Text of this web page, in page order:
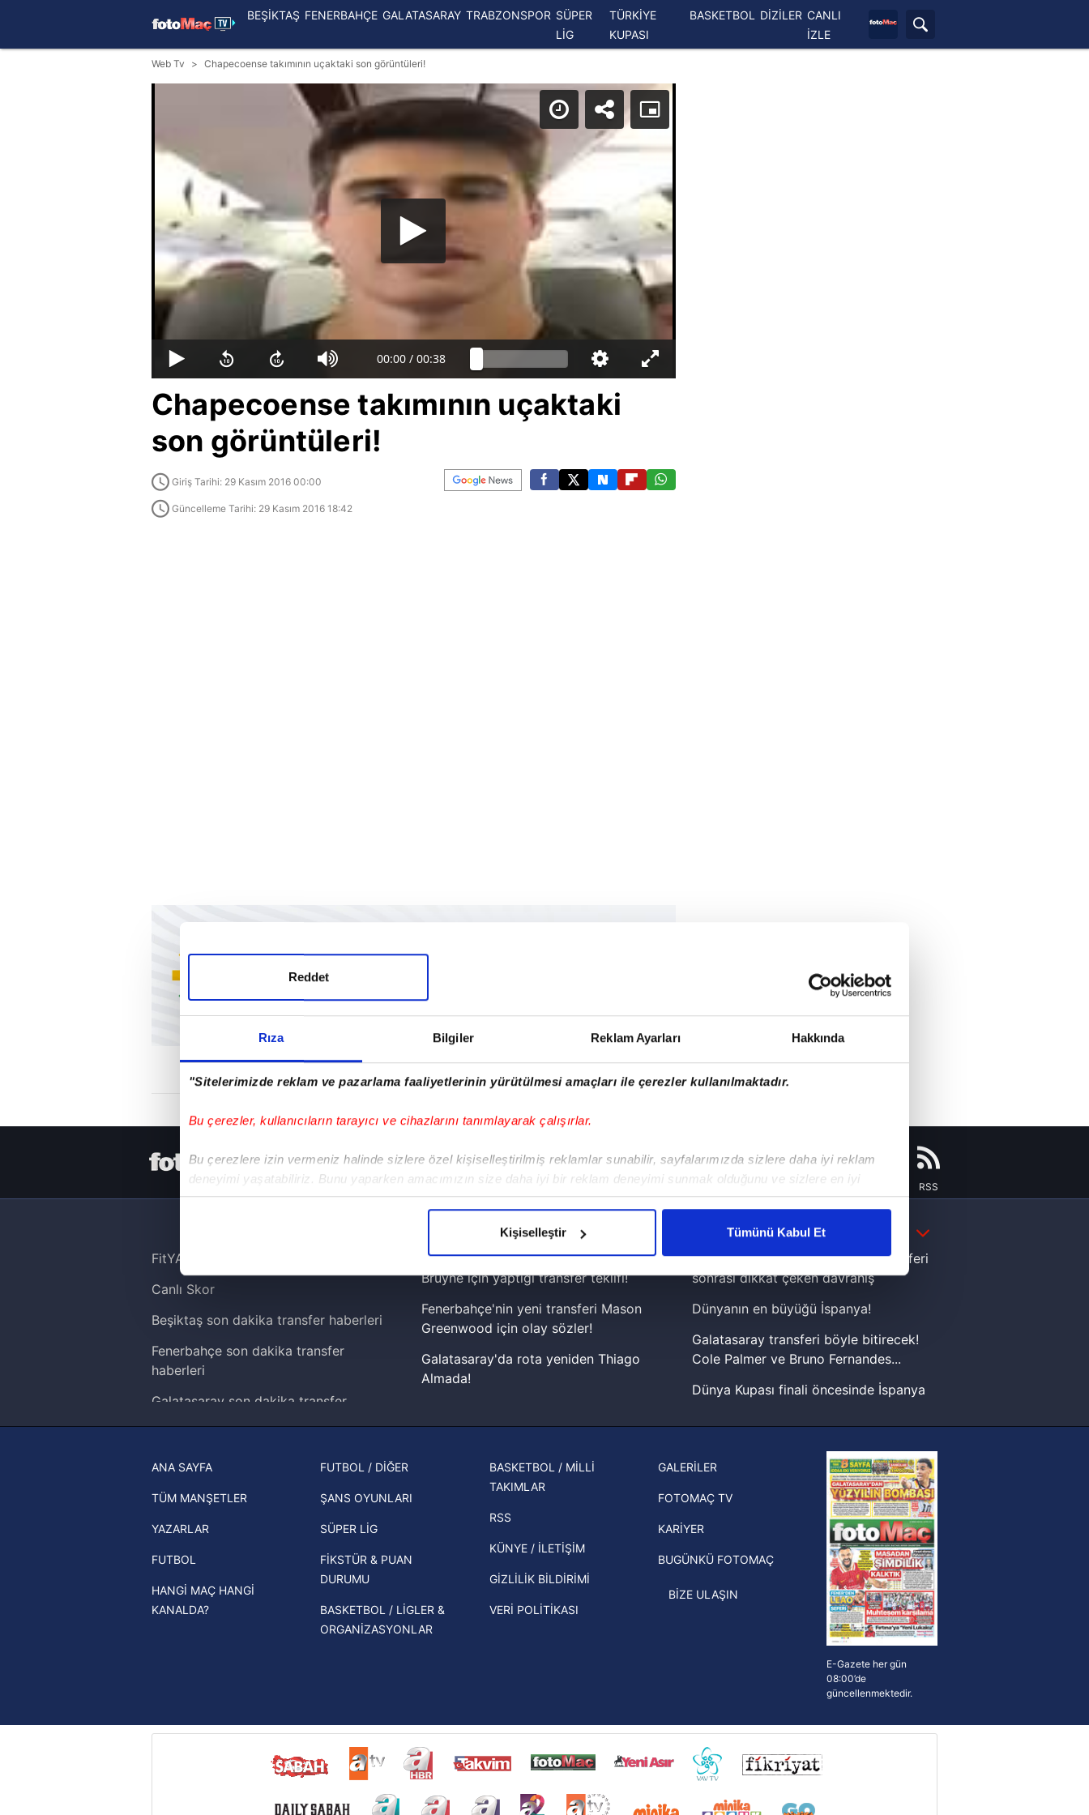
Rıza Bilgiler Reklam Ayarları Hakkında
"Sitelerimizde reklam ve pazarlama faaliyetlerinin yürütülmesi amaçları ile çerezler kullanılmaktadır.
Bu çerezler, kullanıcıların tarayıcı ve cihazlarını tanımlayarak çalışırlar.
Bu çerezlere izin vermeniz halinde sizlere özel kişiselleştirilmiş reklamlar sunabilir, sayfalarımızda sizlere daha iyi reklam
deneyimi yaşatabiliriz. Bunu yaparken amacımızın size daha iyi bir reklam deneyimi sunmak olduğunu ve sizlere en iyi
içerikleri sunabilmek adına elimizden gelen çabayı gösterdiğimizi ve bu noktada, reklamların maliyetlerimizi karşılamak
Her halükârda, kullanıcılar, bu çerezlere izin vermedikleri takdirde, kullanıcılara hedefli reklamlar gösterilmeyecektir."
Sizlere daha iyi bir hizmet sunabilmek için İnternet Sitemizde kendimize ve üçüncü kişilere ait çerezler kullanılmaktadır. Bu
çerezler vasıtasıyla çeşitli kişisel verileriniz işlenmekte olup gerekli olan çerezler bilgi toplumu hizmetlerinin sunulması
amacıyla kullanılmaktadır. Diğer çerezler, sitemizin daha işlevsel kılınması ve kişiselleştirilmesi ve sizlere yönelik
reklam/pazarlama faaliyetlerinin yapılması, amaçlarıyla sınırlı olarak açık rızanız dahilinde kullanılacaktır.
Çerezlere ilişkin tercihlerinizi aşağıda yer alan panel vasıtasıyla belirleyebilirsiniz. Çerezlere ilişkin detaylı bilgi için Ayarlar
6698 sayılı Kişisel Verilerin Korunması Kanunu uyarınca hazırlanmış Aydınlatma Metnimizi okumak ve sitemizde ilgili
mevzuata uygun olarak kullanılan çerezlerle ilgili bilgi almak için lütfentıklayınız
Reddet
Kişiselleştir Tümünü Kabul Et
BEŞİKTAŞ FENERBAHÇE GALATASARAY TRABZONSPOR SÜPER
LİG
TÜRKİYE
KUPASI
BASKETBOL DİZİLER CANLI
İZLE
Web Tv Chapecoense takımının uçaktaki son görüntüleri!
00:00 / 00:38
Chapecoense takımının uçaktaki
son görüntüleri!
Giriş Tarihi: 29 Kasım 2016 00:00
Güncelleme Tarihi: 29 Kasım 2016 18:42
HER YERDE!
RSS
DAHA FAZLA
FitYAŞA
Canlı Skor
Beşiktaş son dakika transfer haberleri
Fenerbahçe son dakika transfer
haberleri
Galatasaray son dakika transfer
haberleri
Trendyol Süper Lig haberleri
Ziraat Türkiye Kupası haberleri
UEFA Şampiyonlar Ligi haberleri
UEFA Avrupa Ligi haberleri
UEFA Konferans Ligi haberleri
İşte Galatasaray'ın Napoli'den Kevin De
Bruyne için yaptığı transfer teklifi!
Fenerbahçe'nin yeni transferi Mason
Greenwood için olay sözler!
Galatasaray'da rota yeniden Thiago
Almada!
muhtemel rakibi belli oldu! Gornik
İspanya-Arjantin finalinin ardından dış
Beşiktaş'ın UEFA Avrupa Ligi'nde 3. Ön
Eleme Turu muhtemel rakipleri belli
Lamine Yamal'dan Dünya Kupası zaferi
sonrası dikkat çeken davranış
Dünyanın en büyüğü İspanya!
Galatasaray transferi böyle bitirecek!
Cole Palmer ve Bruno Fernandes...
Dünya Kupası finali öncesinde İspanya
şampiyonluk yüzüğü verilecek
Hernan Crespo, Meksika Ligi
ekiplerinden Atlas'ın yeni teknik
direktörü oldu
ANA SAYFA
TÜM MANŞETLER
YAZARLAR
FUTBOL
HANGİ MAÇ HANGİ
KANALDA?
FUTBOL / DİĞER
ŞANS OYUNLARI
SÜPER LİG
FİKSTÜR & PUAN
DURUMU
BASKETBOL / LİGLER &
ORGANİZASYONLAR
BASKETBOL / MİLLİ
TAKIMLAR
RSS
KÜNYE / İLETİŞİM
GİZLİLİK BİLDİRİMİ
VERİ POLİTİKASI
GALERİLER
FOTOMAÇ TV
KARİYER
BUGÜNKÜ FOTOMAÇ
BİZE ULAŞIN
E-Gazete her gün
08:00’de
güncellenmektedir.